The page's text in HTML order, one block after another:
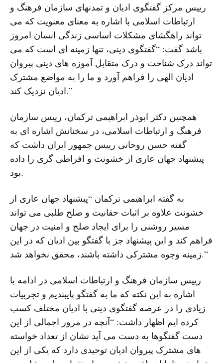
رییس مرکز گفتگوی ادیان و تمدنهای سازمان فرهنگ و
ارتباطات اسلامی با اشاره به معنای معنویت که می
تواند راهگشای مشکلات اساسی زندگی انسان امروز
باشد گفت: “گفتگوی دینی، تنها زمینه ای است که می
تواند درک شناخت و درک متقابل آموزه ‌های دینی پیروان
ادیان الهی را فراهم آورد و ما را به مواضع مشترک
ادیان نزدیک کند.”
همچنین دکتر ابوذر ابراهیمی ترکمان، رییس سازمان
فرهنگ و ارتباطات اسلامی، در سخنانش اشاره ای به
گفته حسن روحانی رییس جمهور ایران داشت که
پیشنهاد جهان عاری از خشونت و افراطی گری را داده
بود.
به گفته ابراهیمی ترکمان “پیشنهاد جهان عاری از
خشونت علاوه بر اثبات حقانیت و صلح طلبی می تواند
مسیر روشنی را برای ایجاد صلح و امنیت در جهان
فراهم کند و این پیشنهاد جز با گفتگو بین ادیان که در این
زمینه وجوه مشترکی داشته باشند، محقق نخواهد شد.”
رییس سازمان فرهنگ و ارتباطات اسلامی در ادامه با
اشاره به این نکته که ما به گفتگو پایبندیم و تجربیات
زیادی را در عرصه گفتگوی دینی با ادیان مختلف کسب
کرده ایم اظهار داشت: “آنچه در مرور اجمالی از این
دست گفتگوها به دست می آید نشان از تعداد خواسته
های مشترک پیروان ادیان توحیدی دارد که یکی از این